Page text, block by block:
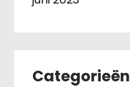
Categorieën